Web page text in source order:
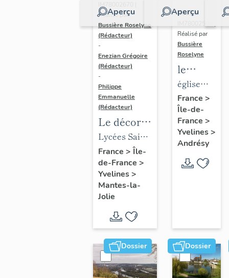
Aperçu
IM78002670 |
Réalisé par
Bussière Roselyne
(Rédacteur)
-
Enezian Grégoire
(Rédacteur)
-
Philippe
Emmanuelle
(Rédacteur)
Le décor
des lycées
de Mantes
Lycées Saint-
Exupéry et
Jean Rostand
France > Île-
de-France >
Yvelines>
Mantes-la-
Jolie
Aperçu
Dossier
Réalisé par
Bussière
Roselyne
le
mobilier
de
l'église
Saint-
Germain-
de-
Paris
église
paroissiale
Saint-
Germain
France >
Île-de-
France >
Yvelines>
Andrésy
Dossier Dossier